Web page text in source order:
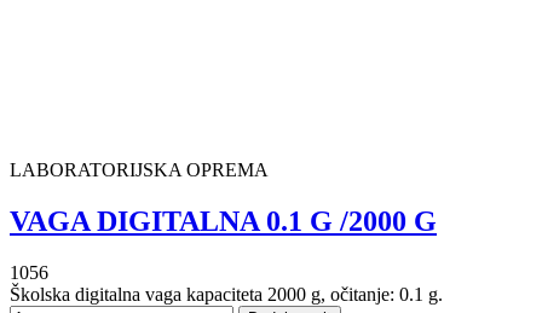
LABORATORIJSKA OPREMA
VAGA DIGITALNA 0.1 G /2000 G
1056
Školska digitalna vaga kapaciteta 2000 g, očitanje: 0.1 g.